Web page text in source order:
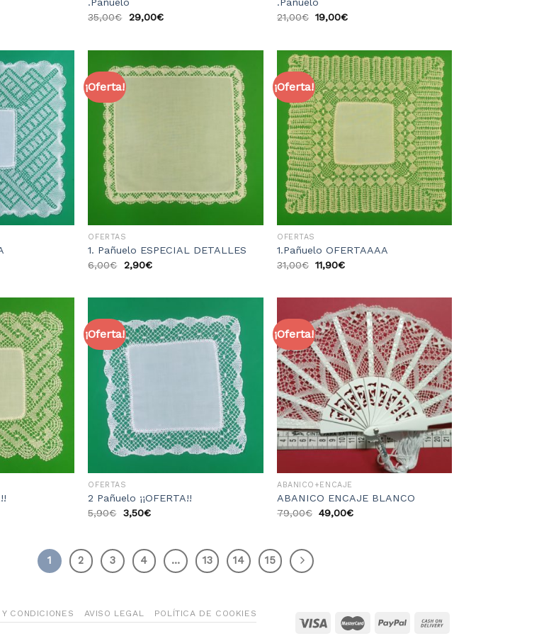
.Pañuelo
35,00€ 29,00€
.Pañuelo
21,00€ 19,00€
Añadir
a la
lista
de
deseos
¡Oferta!
Añadir
a la
lista
de
deseos
OFERTAS
1. Pañuelo ESPECIAL DETALLES
6,00€ 2,90€
¡Oferta!
Añadir
a la
lista
de
deseos
OFERTAS
1.Pañuelo OFERTAAAA
31,00€ 11,90€
Añadir
a la
lista
de
deseos
¡Oferta!
Añadir
a la
lista
de
deseos
OFERTAS
2 Pañuelo ¡¡OFERTA!!
5,90€ 3,50€
¡Oferta!
Añadir
a la
lista
de
deseos
ABANICO+ENCAJE
ABANICO ENCAJE BLANCO
79,00€ 49,00€
1 2 3 4 … 13 14 15
CONDICIONES AVISO LEGAL POLÍTICA DE COOKIES